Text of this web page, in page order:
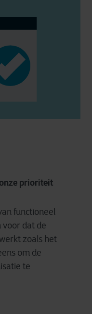
prioriteit
functioneel
dat de
zoals het
om de
te